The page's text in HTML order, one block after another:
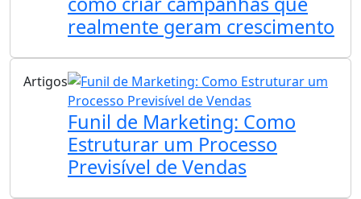
realmente geram crescimento
Artigos
Funil de Marketing: Como
Estruturar um Processo
Previsível de Vendas